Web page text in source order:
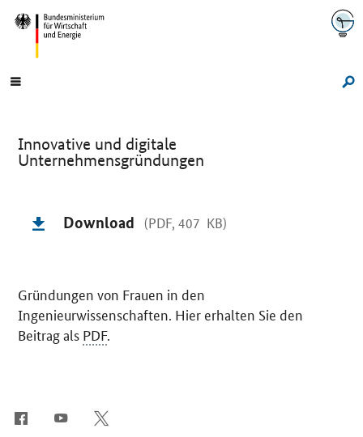
Navigation
Hauptmenü
Innovative und digitale
Unternehmensgründungen
Download (PDF, 407 KB)
Gründungen von Frauen in den
Ingenieurwissenschaften. Hier erhalten Sie den
Beitrag als PDF.